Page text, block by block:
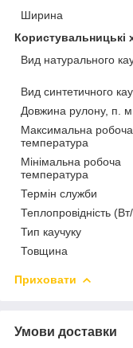
Ширина
Користувальницькі
Вид натурального
Вид синтетичного
Довжина рулону, п. м.
Максимальна робоча
температура
Мінімальна робоча
температура
Термін служби
Теплопровідність
Тип каучуку
Товщина
Приховати
Умови доставки